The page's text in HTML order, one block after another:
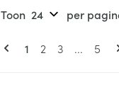
Pagina's
U lees momenteel
1 Pagina
2 Pagina
3 ... 5
Toon per